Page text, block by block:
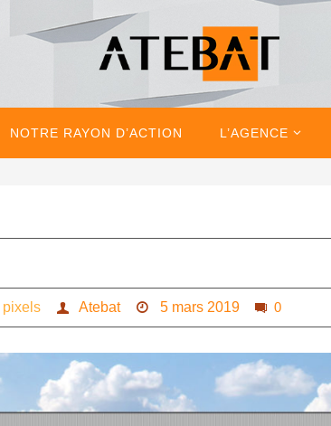
NOTRE RAYON D’ACTION L’AGENCE
pixels Atebat 5 mars 2019 0